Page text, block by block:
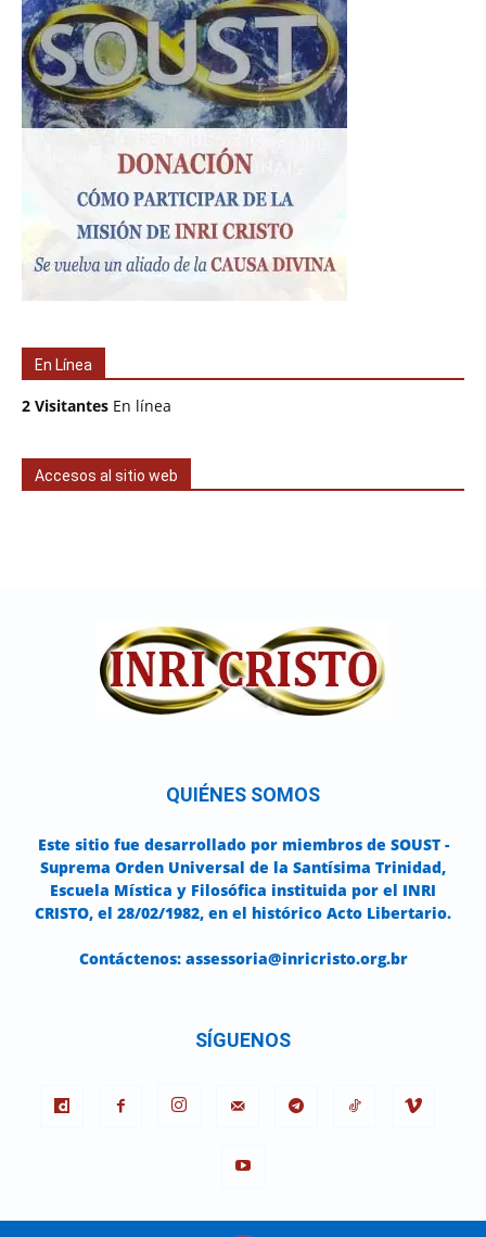
En Línea
2 Visitantes En línea
Accesos al sitio web
QUIÉNES SOMOS
Este sitio fue desarrollado por miembros de SOUST -
Suprema Orden Universal de la Santísima Trinidad,
Escuela Mística y Filosófica instituida por el INRI
CRISTO, el 28/02/1982, en el histórico Acto Libertario.
Contáctenos: assessoria@inricristo.org.br
SÍGUENOS